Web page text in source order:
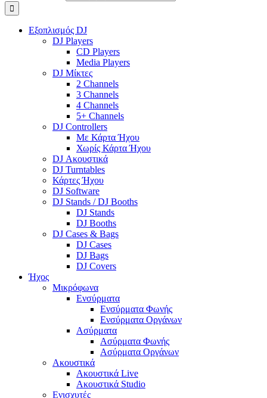
Εξοπλισμός DJ
DJ Players
CD Players
Media Players
DJ Μίκτες
2 Channels
3 Channels
4 Channels
5+ Channels
DJ Controllers
Με Κάρτα Ήχου
Χωρίς Κάρτα Ήχου
DJ Ακουστικά
DJ Turntables
Κάρτες Ήχου
DJ Software
DJ Stands / DJ Booths
DJ Stands
DJ Booths
DJ Cases & Bags
DJ Cases
DJ Bags
DJ Covers
Ήχος
Μικρόφωνα
Ενσύρματα
Ενσύρματα Φωνής
Ενσύρματα Οργάνων
Ασύρματα
Ασύρματα Φωνής
Ασύρματα Οργάνων
Ακουστικά
Ακουστικά Live
Ακουστικά Studio
Ενισχυτές